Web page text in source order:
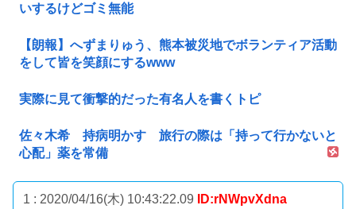
いするけどゴミ無能
【朗報】へずまりゅう、熊本被災地でボランティア活動
をして皆を笑顔にするwww
実際に見て衝撃的だった有名人を書くトピ
佐々木希 持病明かす 旅行の際は「持って行かないと
心配」薬を常備
1 : 2020/04/16(木) 10:43:22.09 ID:rNWpvXdna